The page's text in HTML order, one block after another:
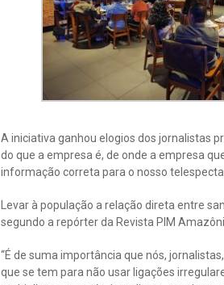
A iniciativa ganhou elogios dos jornalistas
do que a empresa é, de onde a empresa
informação correta para o nosso
Levar à população a relação direta entre
segundo a repórter da Revista PIM
“É de suma importância que nós,
que se tem para não usar ligações